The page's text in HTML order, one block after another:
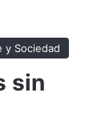
y Sociedad
sin